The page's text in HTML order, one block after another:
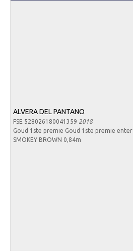
ALVERA DEL PANTANO
FSE 528026180041359 2018
Goud 1ste premie Goud 1ste premie enter
SMOKEY BROWN 0,84m